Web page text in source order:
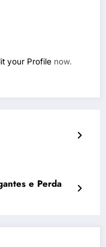
your Profile now.
e Perda